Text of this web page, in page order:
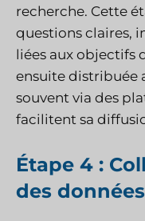
recherche. Cette
questions claires,
liées aux objectifs
ensuite distribuée
souvent via des
facilitent sa
Étape 4 :
des données